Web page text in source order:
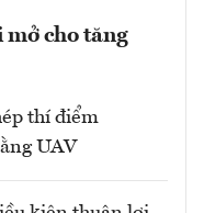
cho tăng
thí điểm
UAV